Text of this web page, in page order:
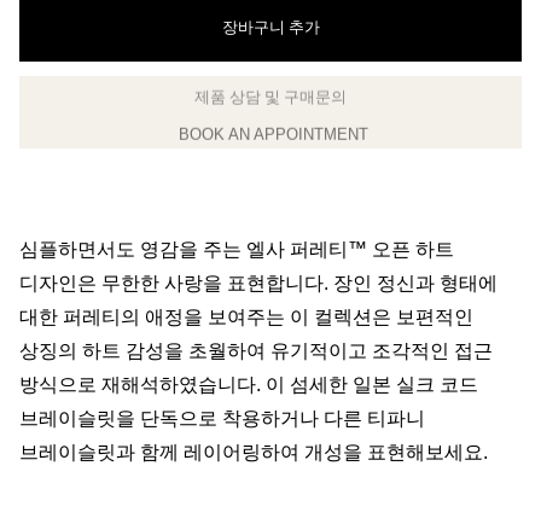
장바구니 추가
BOOK AN APPOINTMENT
심플하면서도 영감을 주는 엘사 퍼레티™ 오픈 하트
디자인은 무한한 사랑을 표현합니다. 장인 정신과 형태에
대한 퍼레티의 애정을 보여주는 이 컬렉션은 보편적인
상징의 하트 감성을 초월하여 유기적이고 조각적인 접근
방식으로 재해석하였습니다. 이 섬세한 일본 실크 코드
브레이슬릿을 단독으로 착용하거나 다른 티파니
브레이슬릿과 함께 레이어링하여 개성을 표현해보세요.